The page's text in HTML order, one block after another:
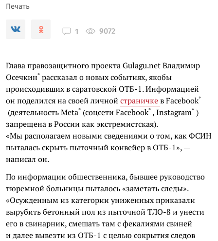
Печать
1 9072
Глава правозащитного проекта Gulagu.netВладимир
Осечкин* рассказал о новых событиях, якобы
происходивших в саратовской ОТБ-1. Информацией
он поделился на своей личной страничкевFacebook*
(деятельностьMeta* (соцсети Facebook* ,Instagram* )
запрещена в России как экстремистская).
«Мы располагаем новыми сведениями о том, как ФСИН
пыталась скрыть пыточный конвейер в ОТБ-1», —
написал он.
По информации общественника, бывшее руководство
тюремной больницы пыталось «заметать следы».
«Осужденным из категории униженных приказали
вырубить бетонный пол из пыточной ТЛО-8 и унести
его в свинарник, смешать там с фекалиями свиней
и далее вывезти из ОТБ-1 с целью сокрытия следов